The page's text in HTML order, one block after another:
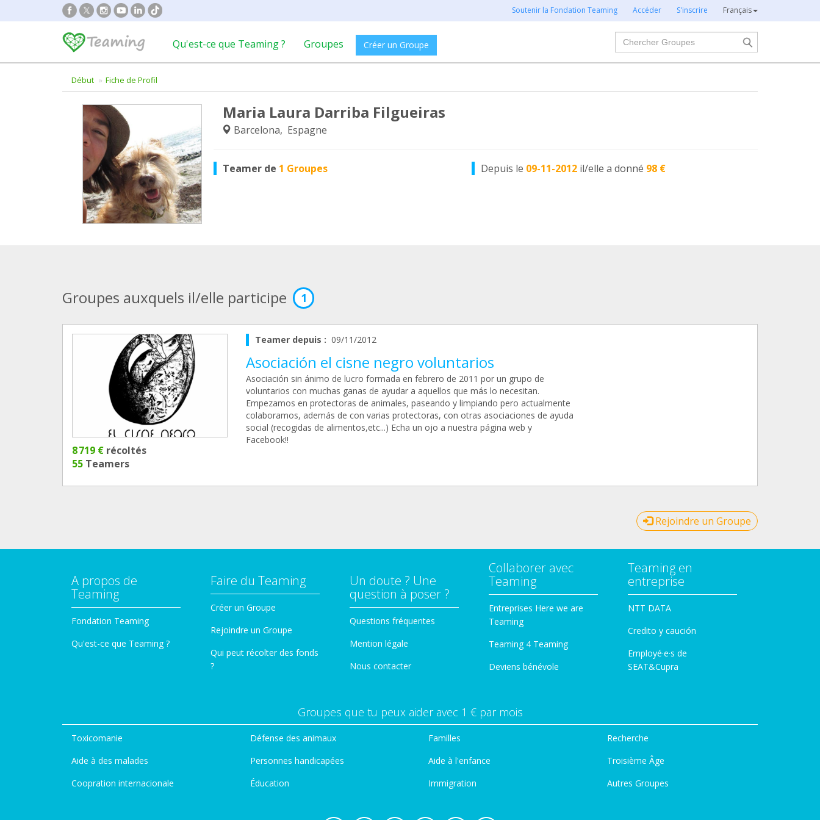
Soutenir la Fondation Teaming Accéder S'inscrire Français
Qu'est-ce que Teaming ? Groupes Créer un Groupe
Chercher
Début Fiche de Profil
Maria Laura Darriba Filgueiras
Barcelona, Espagne
Teamer de 1 Groupes Depuis le 09-11-2012 il/elle a donné 98 €
Groupes auxquels il/elle participe 1
8 719 € récoltés
55 Teamers
Teamer depuis : 09/11/2012
Asociación el cisne negro voluntarios
Asociación sin ánimo de lucro formada en febrero de 2011 por un grupo de
voluntarios con muchas ganas de ayudar a aquellos que más lo necesitan.
Empezamos en protectoras de animales, paseando y limpiando pero actualmente
colaboramos, además de con varias protectoras, con otras asociaciones de ayuda
social (recogidas de alimentos,etc...) Echa un ojo a nuestra página web y
Facebook!!
Rejoindre un Groupe
A propos de
Teaming
Fondation Teaming
Qu'est-ce que Teaming ?
Faire du Teaming
Créer un Groupe
Rejoindre un Groupe
Qui peut récolter des fonds
?
Un doute ? Une
question à poser ?
Questions fréquentes
Mention légale
Nous contacter
Collaborer avec
Teaming
Entreprises Here we are
Teaming
Teaming 4 Teaming
Deviens bénévole
Teaming en
entreprise
NTT DATA
Credito y caución
Employé·e·s de
SEAT&Cupra
Groupes que tu peux aider avec 1 € par mois
Toxicomanie
Aide à des malades
Coopration internacionale
Défense des animaux
Personnes handicapées
Éducation
Familles
Aide à l'enfance
Immigration
Recherche
Troisième Âge
Autres Groupes